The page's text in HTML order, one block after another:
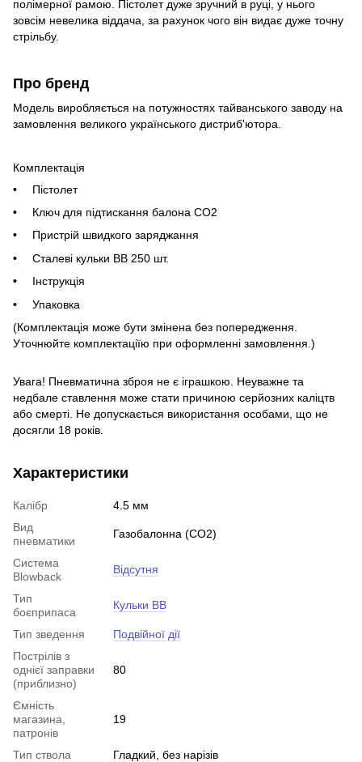
полімерної рамою. Пістолет дуже зручний в руці, у нього
зовсім невелика віддача, за рахунок чого він видає дуже точну
стрільбу.
Про бренд
Модель виробляється на потужностях тайванського заводу на
замовлення великого українського дистриб'ютора.
Комплектація
Пістолет
Ключ для підтискання балона CO2
Пристрій швидкого заряджання
Сталеві кульки BB 250 шт.
Інструкція
Упаковка
(Комплектація може бути змінена без попередження.
Уточнюйте комплектаціїю при оформленні замовлення.)
Увага! Пневматична зброя не є іграшкою. Неуважне та
недбале ставлення може стати причиною серйозних каліцтв
або смерті. Не допускається використання особами, що не
досягли 18 років.
Характеристики
Калібр
4.5 мм
Вид
пневматики
Газобалонна (CO2)
Система
Blowback
Відсутня
Тип
боєприпаса
Кульки BB
Тип зведення
Подвійної дії
Пострілів з
однієї заправки
(приблизно)
80
Ємність
магазина,
патронів
19
Тип ствола
Гладкий, без нарізів